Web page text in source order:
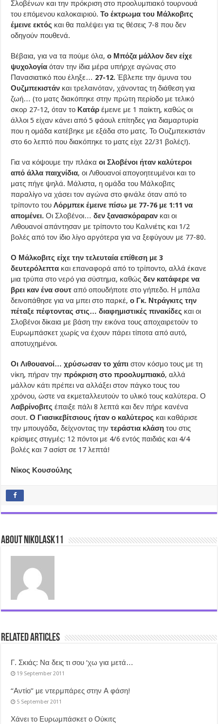
Σλοβένων και την πρόκριση στο προολυμπιακό τουρνουά
του επόμενου καλοκαιριού.Το έκτρωμα του Μάλκοβιτς
έμεινε εκτός και θα παλέψει για τις θέσεις 7-8 που δεν
οδηγούν πουθενά.
Βέβαια, για να τα πούμε όλα, ο Μπόζα μάλλον δεν είχε
ψυχολογία όταν την ίδια μέρα υπήρχε αγώνας στο
Πανασιατικό που έληξε… 27-12. Έβλεπε την άμυνα του
Ουζμπεκιστάν και τρελαινόταν, χάνοντας τη διάθεση για
ζωή… (το ματς διακόπηκε στην πρώτη περίοδο με τελικό
σκορ 27-12, όταν το Κατάρέμεινε με 1 παίκτη, καθώς οι
άλλοι 5 είχαν κάνει από 5 φάουλ επίτηδες για διαμαρτυρία
που η ομάδα κατέβηκε με εξάδα στο ματς. Το Ουζμπεκιστάν
στο 6ο λεπτό που διακόπηκε το ματς είχε 22/31 βολές!).
Για να κόψουμε την πλάκαοι Σλοβένοι ήταν καλύτεροι
από άλλα παιχνίδια, οι Λιθουανοί απογοητευμένοι και το
ματς πήγε ψηλά. Μάλιστα, η ομάδα του Μάλκοβιτς
παραλίγο να χάσει τον αγώνα στο φινάλε όταν από το
τρίποντο τουΛόρμπεκ έμεινε πίσω με 77-76 με 1:11 να
απομένει. Οι Σλοβένοι…δεν ξανασκόραραν και οι
Λιθουανοί απάντησαν με τρίποντο του Καλνιέτις και 1/2
βολές από τον ίδιο λίγο αργότερα για να ξεφύγουν με 77-80.
Ο Μάλκοβιτς είχε την τελευταία επίθεση με 3
δευτερόλεπτα και επαναφορά από το τρίποντο, αλλά έκανε
μια τρύπα στο νερό για σύστημα, καθώςδεν κατάφερε να
βρει καν ένα σουτ από οπουδήποτε στο γήπεδο. Η μπάλα
δεινοπάθησε για να μπει στο παρκέ,ο Γκ. Ντράγκιτς την
πέταξε πέφτοντας στις… διαφημιστικές πινακίδες και οι
Σλοβένοι δίκαια με βάση την εικόνα τους αποχαιρετούν το
Ευρωμπάσκετ χωρίς να έχουν πάρει τίποτα από αυτό,
αποτυχημένοι.
Οι Λιθουανοί… χρύσωσαν το χάπιστον κόσμο τους με τη
νίκη, πήραν τηνπρόκριση στο προολυμπιακό, αλλά
μάλλον κάτι πρέπει να αλλάξει στον πάγκο τους του
χρόνου, ώστε να εκμεταλλευτούν το υλικό τους καλύτερα. Ο
Λαβρίνοβιτςέπαιξε πάλι 8 λεπτά και δεν πήρε κανένα
σουτ. Ο Γιασικεβίτσιους ήταν ο καλύτερος και καθάρισε
την μπουγάδα, δείχνοντας τηντεράστια κλάση του στις
κρίσιμες στιγμές: 12 πόντοι με 4/6 εντός παιδιάς και 4/4
βολές και 7 ασίστ σε 17 λεπτά!
Νίκος Κουσούλης
About nikolask11
Related Articles
Γ. Σκιάς: Να δεις τι σου ‘χω για μετά…
19 September 2011
“Αντίο” με ντερμπάρες στην Α φάση!
5 September 2011
Χάνει το Ευρωμπάσκετ ο Ούκιτς